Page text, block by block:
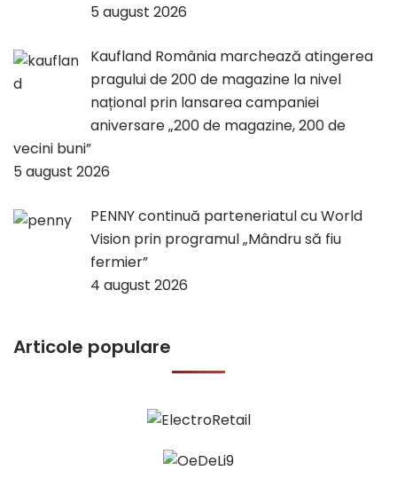
5 august 2026
Kaufland România marchează atingerea
pragului de 200 de magazine la nivel
național prin lansarea campaniei
aniversare „200 de magazine, 200 de
vecini buni”
5 august 2026
PENNY continuă parteneriatul cu World
Vision prin programul „Mândru să fiu
fermier”
4 august 2026
Articole populare